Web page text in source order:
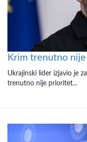
Krim trenutno
Ukrajinski lider izjavio je
trenutno nije prioritet...